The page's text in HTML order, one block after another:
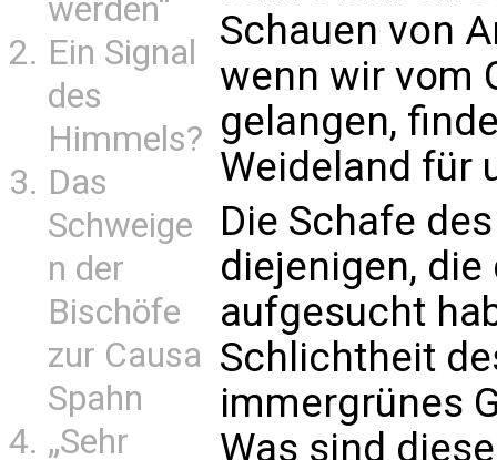
werden“
Ein Signal
des
Himmels?
Das
Schweige
n der
Bischöfe
zur Causa
Spahn
„Sehr
Schauen von
wenn wir vom
gelangen,
Weideland für
Die Schafe
diejenigen,
aufgesucht
Schlichtheit
immergrünes
Was sind